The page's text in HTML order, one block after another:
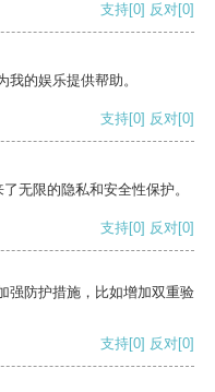
支持[0] 反对[0]
的娱乐提供帮助。
支持[0] 反对[0]
无限的隐私和安全性保护。
支持[0] 反对[0]
强防护措施，比如增加双重验
支持[0] 反对[0]